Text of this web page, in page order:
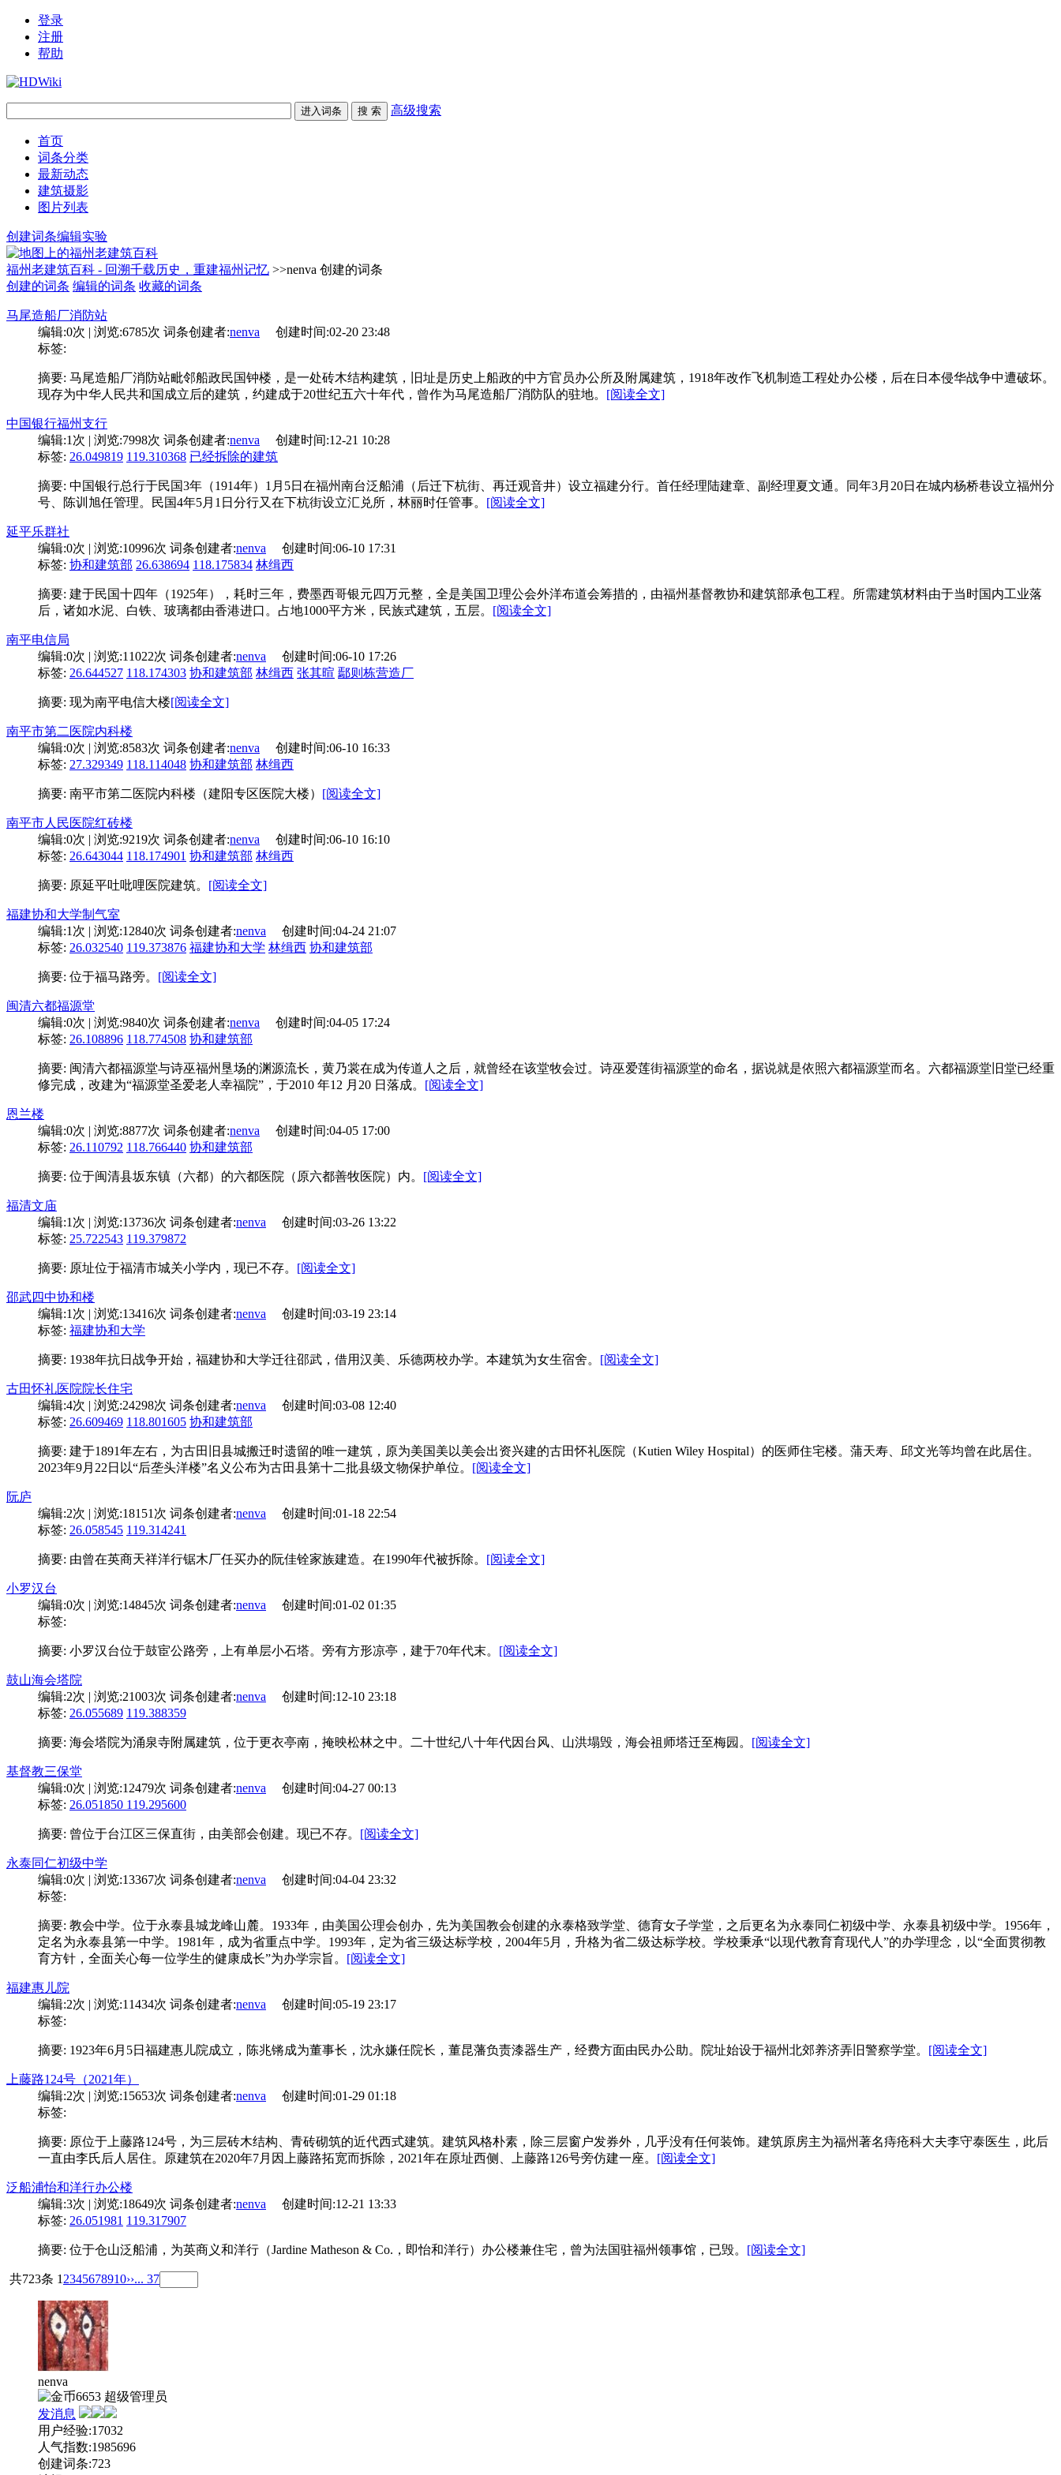
登录
注册
帮助
高级搜索
首页
词条分类
最新动态
建筑摄影
图片列表
创建词条编辑实验
福州老建筑百科 - 回溯千载历史，重建福州记忆 >>nenva 创建的词条
创建的词条 编辑的词条 收藏的词条
马尾造船厂消防站
编辑:0次 | 浏览:6785次 词条创建者:nenva 创建时间:02-20 23:48
标签:
摘要: 马尾造船厂消防站毗邻船政民国钟楼，是一处砖木结构建筑，旧址是历史上船政的中方官员办公所及附属建筑，1918年改作飞机制造工程处办公楼，后在日本侵华战争中遭破坏。
现存为中华人民共和国成立后的建筑，约建成于20世纪五六十年代，曾作为马尾造船厂消防队的驻地。 [阅读全文]
中国银行福州支行
编辑:1次 | 浏览:7998次 词条创建者:nenva 创建时间:12-21 10:28
标签: 26.049819 119.310368 已经拆除的建筑
摘要: 中国银行总行于民国3年（1914年）1月5日在福州南台泛船浦（后迁下杭街、再迁观音井）设立福建分行。首任经理陆建章、副经理夏文通。同年3月20日在城内杨桥巷设立福州分
号、陈训旭任管理。民国4年5月1日分行又在下杭街设立汇兑所，林丽时任管事。 [阅读全文]
延平乐群社
编辑:0次 | 浏览:10996次 词条创建者:nenva 创建时间:06-10 17:31
标签: 协和建筑部 26.638694 118.175834 林缉西
摘要: 建于民国十四年（1925年），耗时三年，费墨西哥银元四万元整，全是美国卫理公会外洋布道会筹措的，由福州基督教协和建筑部承包工程。所需建筑材料由于当时国内工业落
后，诸如水泥、白铁、玻璃都由香港进口。占地1000平方米，民族式建筑，五层。 [阅读全文]
南平电信局
编辑:0次 | 浏览:11022次 词条创建者:nenva 创建时间:06-10 17:26
标签: 26.644527 118.174303 协和建筑部 林缉西 张其暄 鄢则栋营造厂
摘要: 现为南平电信大楼[阅读全文]
南平市第二医院内科楼
编辑:0次 | 浏览:8583次 词条创建者:nenva 创建时间:06-10 16:33
标签: 27.329349 118.114048 协和建筑部 林缉西
摘要: 南平市第二医院内科楼（建阳专区医院大楼） [阅读全文]
南平市人民医院红砖楼
编辑:0次 | 浏览:9219次 词条创建者:nenva 创建时间:06-10 16:10
标签: 26.643044 118.174901 协和建筑部 林缉西
摘要: 原延平吐吡哩医院建筑。 [阅读全文]
福建协和大学制气室
编辑:1次 | 浏览:12840次 词条创建者:nenva 创建时间:04-24 21:07
标签: 26.032540 119.373876 福建协和大学 林缉西 协和建筑部
摘要: 位于福马路旁。 [阅读全文]
闽清六都福源堂
编辑:0次 | 浏览:9840次 词条创建者:nenva 创建时间:04-05 17:24
标签: 26.108896 118.774508 协和建筑部
摘要: 闽清六都福源堂与诗巫福州垦场的渊源流长，黄乃裳在成为传道人之后，就曾经在该堂牧会过。诗巫爱莲街福源堂的命名，据说就是依照六都福源堂而名。六都福源堂旧堂已经重
修完成，改建为“福源堂圣爱老人幸福院”，于2010 年12 月20 日落成。 [阅读全文]
恩兰楼
编辑:0次 | 浏览:8877次 词条创建者:nenva 创建时间:04-05 17:00
标签: 26.110792 118.766440 协和建筑部
摘要: 位于闽清县坂东镇（六都）的六都医院（原六都善牧医院）内。 [阅读全文]
福清文庙
编辑:1次 | 浏览:13736次 词条创建者:nenva 创建时间:03-26 13:22
标签: 25.722543 119.379872
摘要: 原址位于福清市城关小学内，现已不存。 [阅读全文]
邵武四中协和楼
编辑:1次 | 浏览:13416次 词条创建者:nenva 创建时间:03-19 23:14
标签: 福建协和大学
摘要: 1938年抗日战争开始，福建协和大学迁往邵武，借用汉美、乐德两校办学。本建筑为女生宿舍。 [阅读全文]
古田怀礼医院院长住宅
编辑:4次 | 浏览:24298次 词条创建者:nenva 创建时间:03-08 12:40
标签: 26.609469 118.801605 协和建筑部
摘要: 建于1891年左右，为古田旧县城搬迁时遗留的唯一建筑，原为美国美以美会出资兴建的古田怀礼医院（Kutien Wiley Hospital）的医师住宅楼。蒲天寿、邱文光等均曾在此居住。
2023年9月22日以“后垄头洋楼”名义公布为古田县第十二批县级文物保护单位。 [阅读全文]
阮庐
编辑:2次 | 浏览:18151次 词条创建者:nenva 创建时间:01-18 22:54
标签: 26.058545 119.314241
摘要: 由曾在英商天祥洋行锯木厂任买办的阮佳铨家族建造。在1990年代被拆除。 [阅读全文]
小罗汉台
编辑:0次 | 浏览:14845次 词条创建者:nenva 创建时间:01-02 01:35
标签:
摘要: 小罗汉台位于鼓宦公路旁，上有单层小石塔。旁有方形凉亭，建于70年代末。 [阅读全文]
鼓山海会塔院
编辑:2次 | 浏览:21003次 词条创建者:nenva 创建时间:12-10 23:18
标签: 26.055689 119.388359
摘要: 海会塔院为涌泉寺附属建筑，位于更衣亭南，掩映松林之中。二十世纪八十年代因台风、山洪塌毁，海会祖师塔迁至梅园。 [阅读全文]
基督教三保堂
编辑:0次 | 浏览:12479次 词条创建者:nenva 创建时间:04-27 00:13
标签: 26.051850 119.295600
摘要: 曾位于台江区三保直街，由美部会创建。现已不存。 [阅读全文]
永泰同仁初级中学
编辑:0次 | 浏览:13367次 词条创建者:nenva 创建时间:04-04 23:32
标签:
摘要: 教会中学。位于永泰县城龙峰山麓。1933年，由美国公理会创办，先为美国教会创建的永泰格致学堂、德育女子学堂，之后更名为永泰同仁初级中学、永泰县初级中学。1956年，
定名为永泰县第一中学。1981年，成为省重点中学。1993年，定为省三级达标学校，2004年5月，升格为省二级达标学校。学校秉承“以现代教育育现代人”的办学理念，以“全面贯彻教
育方针，全面关心每一位学生的健康成长”为办学宗旨。 [阅读全文]
福建惠儿院
编辑:2次 | 浏览:11434次 词条创建者:nenva 创建时间:05-19 23:17
标签:
摘要: 1923年6月5日福建惠儿院成立，陈兆锵成为董事长，沈永嫌任院长，董昆藩负责漆器生产，经费方面由民办公助。院址始设于福州北郊养济弄旧警察学堂。 [阅读全文]
上藤路124号（2021年）
编辑:2次 | 浏览:15653次 词条创建者:nenva 创建时间:01-29 01:18
标签:
摘要: 原位于上藤路124号，为三层砖木结构、青砖砌筑的近代西式建筑。建筑风格朴素，除三层窗户发券外，几乎没有任何装饰。建筑原房主为福州著名痔疮科大夫李守泰医生，此后
一直由李氏后人居住。原建筑在2020年7月因上藤路拓宽而拆除，2021年在原址西侧、上藤路126号旁仿建一座。 [阅读全文]
泛船浦怡和洋行办公楼
编辑:3次 | 浏览:18649次 词条创建者:nenva 创建时间:12-21 13:33
标签: 26.051981 119.317907
摘要: 位于仓山泛船浦，为英商义和洋行（Jardine Matheson & Co.，即怡和洋行）办公楼兼住宅，曾为法国驻福州领事馆，已毁。 [阅读全文]
共723条 1 2345678910››... 37
nenva
6653 超级管理员
发消息
用户经验:17032
人气指数:1985696
创建词条:723